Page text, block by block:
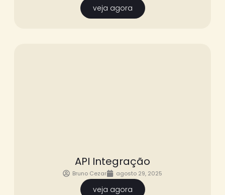
veja agora
API Integração
Bruno Cezar agosto 29, 2025
veja agora